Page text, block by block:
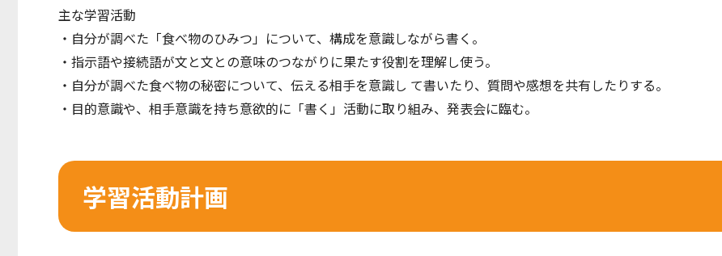
主な学習活動
・⾃分が調べた「⾷べ物のひみつ」について、構成を意識しながら書く。
・指⽰語や接続語が⽂と⽂との意味のつながりに果たす役割を理解し使う。
・⾃分が調べた⾷べ物の秘密について、伝える相⼿を意識し て書いたり、質問や感想を共有したりする。
・⽬的意識や、相⼿意識を持ち意欲的に「書く」活動に取り組み、発表会に臨む。
学習活動計画